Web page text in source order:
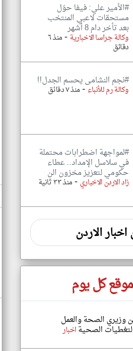
#الأمير علي: فيفا حوّل
مستحقات لاعبي المنتخب
بعد تأخر دام 8 أشهر
وكالة جراسا الاخبارية- منذ ٦
دقائق
#نجم النشامى يحسم الجدل!!
وكالة رم للأنباء-منذ ٧ دقائق
#لمواجهة اضطرابات محتملة
في سلاسل الإمداد.. عطاء
حكومي لتعزيز مخزون الن
زاد الاردن الاخباري -منذ ٣٣ ثانية
الاردن
كل يوم
وزيري الصحة والعمل
الصحيةاخبار